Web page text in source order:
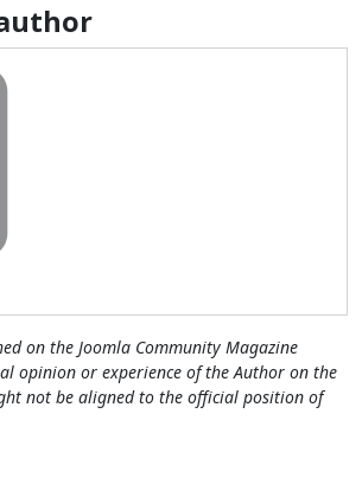
on the Joomla Community Magazine
opinion or experience of the Author on the
not be aligned to the official position of